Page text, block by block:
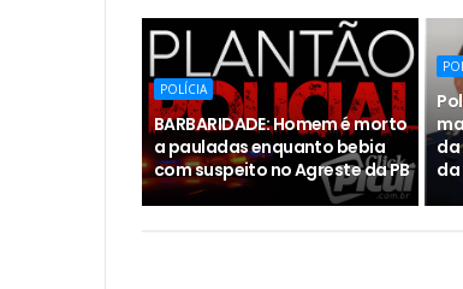
POLÍCIA
BARBARIDADE: Homem é morto
a pauladas enquanto bebia
com suspeito no Agreste da PB
da
da